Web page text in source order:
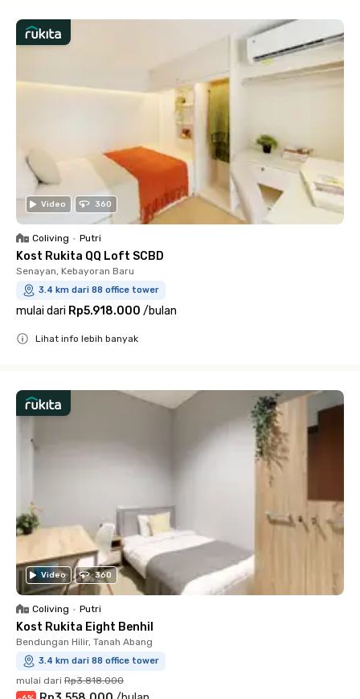
Video 360
Coliving • Putri
Kost Rukita QQ Loft SCBD
Senayan, Kebayoran Baru
3.4 km dari 88 office tower
mulai dari Rp5.918.000 /bulan
Lihat info lebih banyak
Video 360
Coliving • Putri
Kost Rukita Eight Benhil
Bendungan Hilir, Tanah Abang
3.4 km dari 88 office tower
mulai dari Rp3.818.000